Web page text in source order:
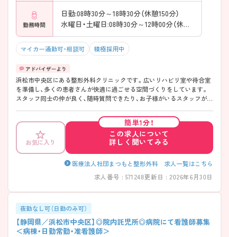
勤務時間
日勤:08時30分～18時30分（休憩150分）
水曜日・土曜日:08時30分～12時00分（休憩0分）
マイカー通勤可・相談可 積極採用中
浜松市中央区にある整形外科クリニックです。広いリハビリ室や待合室
を準備し、多くの患者さんが快適に過ごせる空間づくりをしています。
スタッフ同士の仲が良く、随時質問できたり、お子様がいるスタッフが行
お気に入り
簡単1分！
この求人について
詳しく聞いてみる
医療法人社団まつもと整形外科 求人一覧はこちら
求人番号 : 571248更新日 : 2026年6月30日
夜勤なし可（日勤のみ可）
【静岡県／浜松市中央区】◎院内託児所◎病院にて看護師募集
＜病棟・日勤常勤・准看護師＞